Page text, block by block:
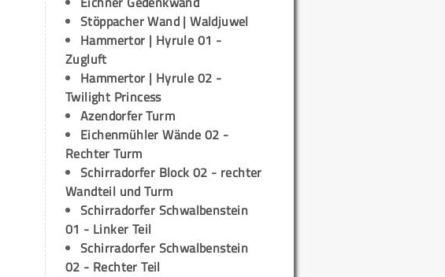
Stöppacher Wand | Waldjuwel
Hammertor | Hyrule 01 -
Zugluft
Hammertor | Hyrule 02 -
Twilight Princess
Azendorfer Turm
Eichenmühler Wände 02 -
Rechter Turm
Schirradorfer Block 02 - rechter
Wandteil und Turm
Schirradorfer Schwalbenstein
01 - Linker Teil
Schirradorfer Schwalbenstein
02 - Rechter Teil